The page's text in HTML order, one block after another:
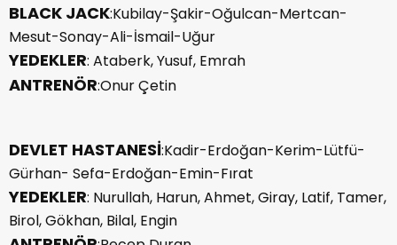
BLACK JACK:Kubilay-Şakir-Oğulcan-Mertcan-
Mesut-Sonay-Ali-İsmail-Uğur
YEDEKLER: Ataberk, Yusuf, Emrah
ANTRENÖR:Onur Çetin
DEVLET HASTANESİ:Kadir-Erdoğan-Kerim-Lütfü-
Gürhan- Sefa-Erdoğan-Emin-Fırat
YEDEKLER: Nurullah, Harun, Ahmet, Giray, Latif, Tamer,
Birol, Gökhan, Bilal, Engin